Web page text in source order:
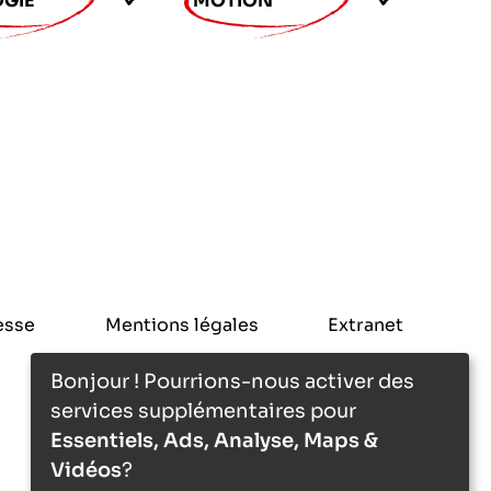
Mentions légales Extranet
Bonjour ! Pourrions-nous activer des
services supplémentaires pour
Essentiels, Ads, Analyse, Maps &
Vidéos?